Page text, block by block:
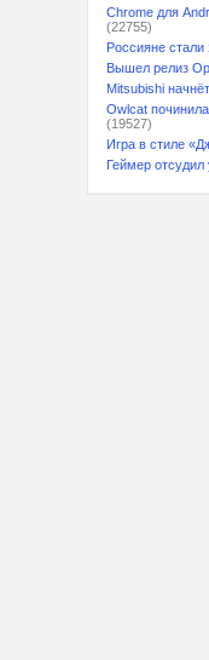
Chrome для
(22755)
Россияне стали
Вышел релиз
Mitsubishi
Owlcat
(19527)
Игра в стиле
Геймер отсудил